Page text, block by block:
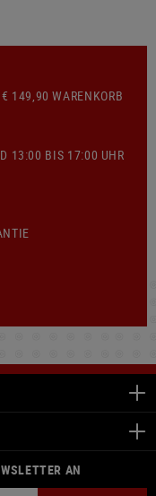
149,90 WARENKORB
13:00 BIS 17:00 UHR
AN